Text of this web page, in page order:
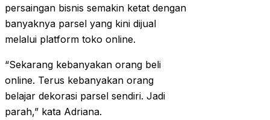
persaingan bisnis semakin ketat dengan
banyaknya parsel yang kini dijual
melalui platform toko online.
“Sekarang kebanyakan orang beli
online. Terus kebanyakan orang
belajar dekorasi parsel sendiri. Jadi
parah,” kata Adriana.